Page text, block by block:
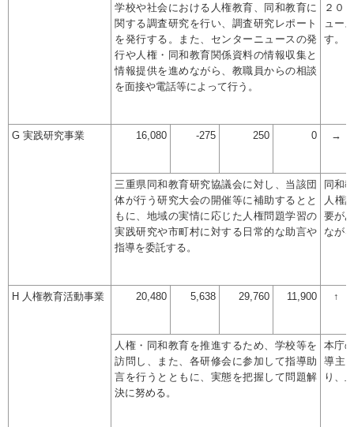
学校や社会における人権教育、同和教育に
関する調査研究を行い、調査研究レポート
を発行する。また、センターニュースの発
行や人権・同和教育関係資料の情報収集と
情報提供を進めながら、教職員からの相談
を面接や電話等によって行う。
２０
ュー
す。
G 実践研究事業 16,080 -275 250 0 →
三重県同和教育研究協議会に対し、当該団
体が行う研究大会の開催等に補助するとと
もに、地域の実情に応じた人権問題学習の
実践研究や市町村に対する日常的な助言や
指導を委託する。
同和
人権
要が
なが
H 人権教育活動事業 20,480 5,638 29,760 11,900 ↑
人権・同和教育を推進するため、学校等を
訪問し、また、各研修会に参加して指導助
言を行うとともに、実態を把握して問題解
決に努める。
本庁
導主
り、